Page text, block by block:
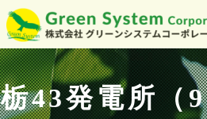
コ
ン
テ
ン
栃43発電所（